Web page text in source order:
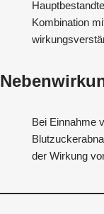
Kombination
Bei Einnahme
der Wirkung